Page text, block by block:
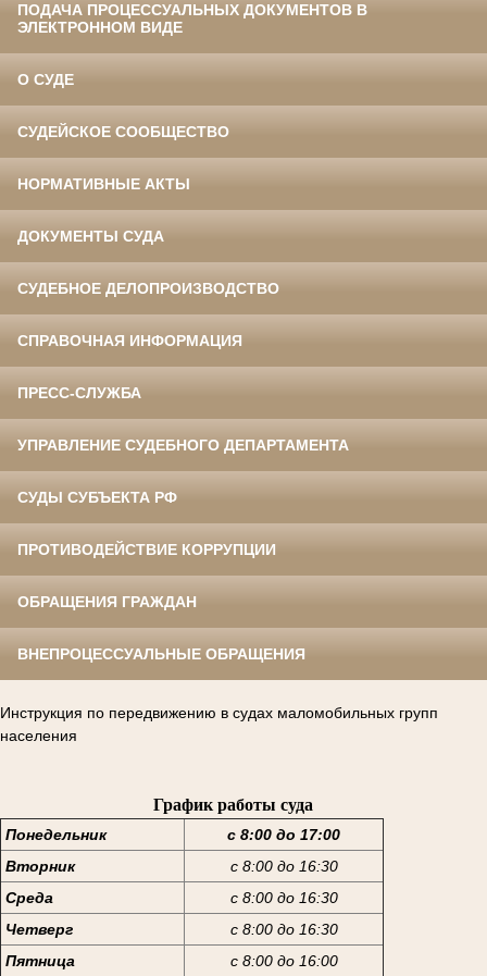
ПОДАЧА ПРОЦЕССУАЛЬНЫХ ДОКУМЕНТОВ В
ЭЛЕКТРОННОМ ВИДЕ
О СУДЕ
СУДЕЙСКОЕ СООБЩЕСТВО
НОРМАТИВНЫЕ АКТЫ
ДОКУМЕНТЫ СУДА
СУДЕБНОЕ ДЕЛОПРОИЗВОДСТВО
СПРАВОЧНАЯ ИНФОРМАЦИЯ
ПРЕСС-СЛУЖБА
УПРАВЛЕНИЕ СУДЕБНОГО ДЕПАРТАМЕНТА
СУДЫ СУБЪЕКТА РФ
ПРОТИВОДЕЙСТВИЕ КОРРУПЦИИ
ОБРАЩЕНИЯ ГРАЖДАН
ВНЕПРОЦЕССУАЛЬНЫЕ ОБРАЩЕНИЯ
Инструкция по передвижению в судах маломобильных групп
населения
График работы суда
Понедельник
с 8:00 до 17:00
Вторник
с 8:00 до 16:30
Среда
с 8:00 до 16:30
Четверг
с 8:00 до 16:30
Пятница
с 8:00 до 16:00